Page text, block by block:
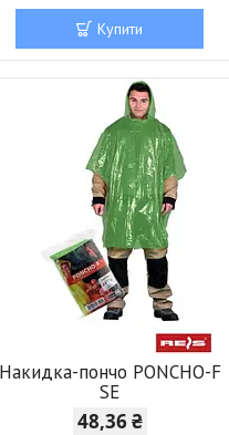
Купити
Накидка-пончо PONCHO-F
SE
48,36 ₴